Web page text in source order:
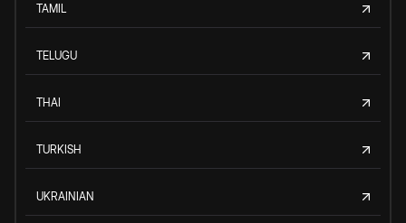
TAMIL
TELUGU
THAI
TURKISH
UKRAINIAN